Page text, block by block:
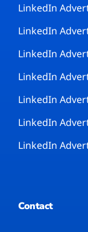
LinkedIn
LinkedIn
LinkedIn
LinkedIn
LinkedIn
LinkedIn
LinkedIn
Contact